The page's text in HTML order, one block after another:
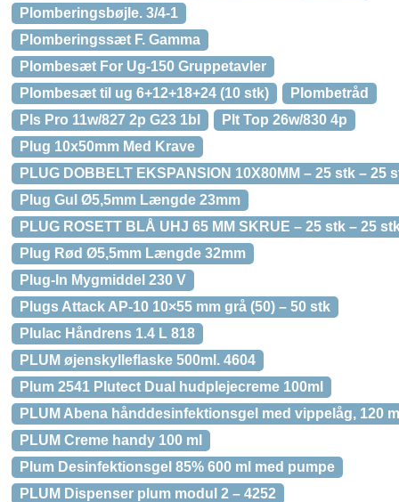
Plomberingsbøjle. 3/4-1
Plomberingssæt F. Gamma
Plombesæt For Ug-150 Gruppetavler
Plombesæt til ug 6+12+18+24 (10 stk)
Plombetråd
Pls Pro 11w/827 2p G23 1bl
Plt Top 26w/830 4p
Plug 10x50mm Med Krave
PLUG DOBBELT EKSPANSION 10X80MM – 25 stk – 25
Plug Gul Ø5,5mm Længde 23mm
PLUG ROSETT BLÅ UHJ 65 MM SKRUE – 25 stk – 25
Plug Rød Ø5,5mm Længde 32mm
Plug-In Mygmiddel 230 V
Plugs Attack AP-10 10×55 mm grå (50) – 50 stk
Plulac Håndrens 1.4 L 818
PLUM øjenskylleflaske 500ml. 4604
Plum 2541 Plutect Dual hudplejecreme 100ml
PLUM Abena hånddesinfektionsgel med vippelåg, 120
PLUM Creme handy 100 ml
Plum Desinfektionsgel 85% 600 ml med pumpe
PLUM Dispenser plum modul 2 – 4252